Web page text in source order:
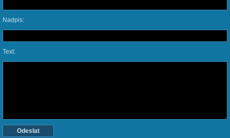
Nadpis:
Text: